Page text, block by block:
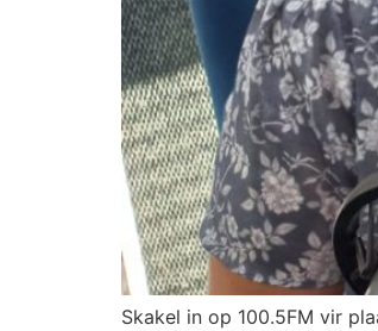
Skakel in op 100.5FM vir